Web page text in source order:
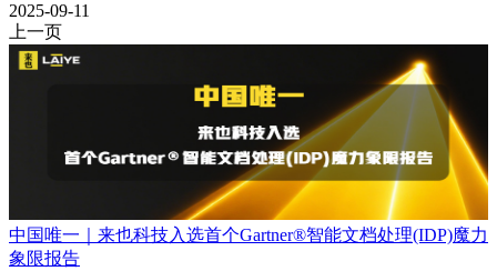
2025-09-11
上一页
中国唯一｜来也科技入选首个Gartner®智能文档处理(IDP)魔力
象限报告